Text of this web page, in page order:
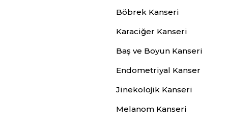
Böbrek Kanseri
Karaciğer Kanseri
Baş ve Boyun Kanseri
Endometriyal Kanser
Jinekolojik Kanseri
Melanom Kanseri